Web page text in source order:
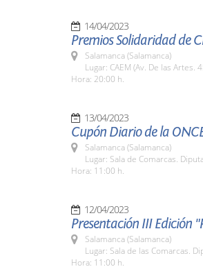
14/04/2023
Premios Solidaridad de
Salamanca (Salamanca)
Lugar: CAEM (Av. De las Artes.
Hora: 20:00 h.
13/04/2023
Cupón Diario de la
Salamanca (Salamanca)
Lugar: Sala de Comarcas.
Hora: 11:00 h.
12/04/2023
Presentación III Edición
Salamanca (Salamanca)
Lugar: Sala de las Comarcas.
Hora: 11:00 h.